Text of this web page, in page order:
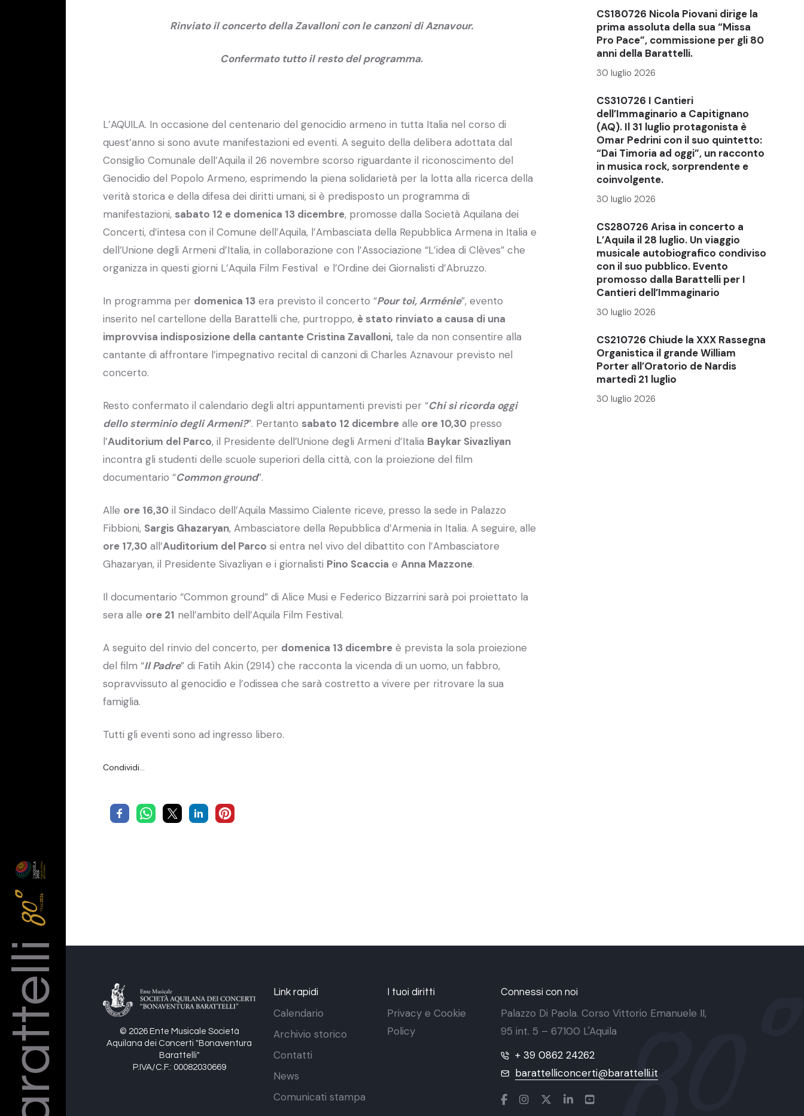
Barattelli
Rinviato il concerto della Zavalloni con le canzoni di Aznavour.
Confermato tutto il resto del programma.
L’AQUILA. In occasione del centenario del genocidio armeno in tutta Italia nel corso di
quest’anno si sono avute manifestazioni ed eventi. A seguito della delibera adottata dal
Consiglio Comunale dell’Aquila il 26 novembre scorso riguardante il riconoscimento del
Genocidio del Popolo Armeno, esprimendo la piena solidarietà per la lotta alla ricerca della
verità storica e della difesa dei diritti umani, si è predisposto un programma di
manifestazioni, sabato 12 e domenica 13 dicembre, promosse dalla Società Aquilana dei
Concerti, d’intesa con il Comune dell’Aquila, l’Ambasciata della Repubblica Armena in Italia e
dell’Unione degli Armeni d’Italia, in collaborazione con l’Associazione “L’idea di Clèves” che
organizza in questi giorni L’Aquila Film Festival e l’Ordine dei Giornalisti d’Abruzzo.
In programma per domenica 13 era previsto il concerto “Pour toi, Arménie”, evento
inserito nel cartellone della Barattelli che, purtroppo, è stato rinviato a causa di una
improvvisa indisposizione della cantante Cristina Zavalloni, tale da non consentire alla
cantante di affrontare l’impegnativo recital di canzoni di Charles Aznavour previsto nel
concerto.
Resto confermato il calendario degli altri appuntamenti previsti per “Chi si ricorda oggi
dello sterminio degli Armeni?”. Pertanto sabato 12 dicembre alle ore 10,30 presso
l’Auditorium del Parco, il Presidente dell’Unione degli Armeni d’Italia Baykar Sivazliyan
incontra gli studenti delle scuole superiori della città, con la proiezione del film
documentario “Common ground”.
Alle ore 16,30 il Sindaco dell’Aquila Massimo Cialente riceve, presso la sede in Palazzo
Fibbioni, Sargis Ghazaryan, Ambasciatore della Repubblica d’Armenia in Italia. A seguire, alle
ore 17,30 all’Auditorium del Parco si entra nel vivo del dibattito con l’Ambasciatore
Ghazaryan, il Presidente Sivazliyan e i giornalisti Pino Scaccia e Anna Mazzone.
Il documentario “Common ground” di Alice Musi e Federico Bizzarrini sarà poi proiettato la
sera alle ore 21 nell’ambito dell’Aquila Film Festival.
A seguito del rinvio del concerto, per domenica 13 dicembre è prevista la sola proiezione
del film “Il Padre” di Fatih Akin (2914) che racconta la vicenda di un uomo, un fabbro,
sopravvissuto al genocidio e l’odissea che sarà costretto a vivere per ritrovare la sua
famiglia.
Tutti gli eventi sono ad ingresso libero.
Condividi…
CS180726 Nicola Piovani dirige la
prima assoluta della sua “Missa
Pro Pace”, commissione per gli 80
anni della Barattelli.
30 luglio 2026
CS310726 I Cantieri
dell’Immaginario a Capitignano
(AQ). Il 31 luglio protagonista è
Omar Pedrini con il suo quintetto:
“Dai Timoria ad oggi”, un racconto
in musica rock, sorprendente e
coinvolgente.
30 luglio 2026
CS280726 Arisa in concerto a
L’Aquila il 28 luglio. Un viaggio
musicale autobiografico condiviso
con il suo pubblico. Evento
promosso dalla Barattelli per I
Cantieri dell’Immaginario
30 luglio 2026
CS210726 Chiude la XXX Rassegna
Organistica il grande William
Porter all’Oratorio de Nardis
martedì 21 luglio
30 luglio 2026
© 2026 Ente Musicale Società
Aquilana dei Concerti "Bonaventura
Barattelli"
P.IVA/C.F.: 00082030669
Link rapidi
Calendario
Archivio storico
Contatti
News
Comunicati stampa
I tuoi diritti
Privacy e Cookie
Policy
Connessi con noi
Palazzo Di Paola. Corso Vittorio Emanuele II,
95 int. 5 – 67100 L'Aquila
+ 39 0862 24262
barattelliconcerti@barattelli.it